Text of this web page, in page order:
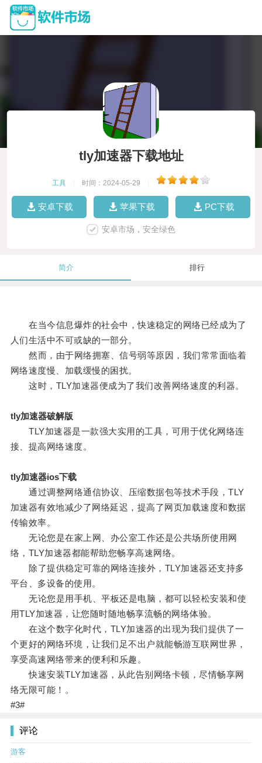
tly加速器下载地址
工具 时间：2024-05-29
安卓下载 苹果下载 PC下载
安卓市场，安全绿色
简介 排行
在当今信息爆炸的社会中，快速稳定的网络已经成为了
人们生活中不可或缺的一部分。
然而，由于网络拥塞、信号弱等原因，我们常常面临着
网络速度慢、加载缓慢的困扰。
这时，TLY加速器便成为了我们改善网络速度的利器。
tly加速器破解版
TLY加速器是一款强大实用的工具，可用于优化网络连
接、提高网络速度。
tly加速器ios下载
通过调整网络通信协议、压缩数据包等技术手段，TLY
加速器有效地减少了网络延迟，提高了网页加载速度和数据
传输效率。
无论您是在家上网、办公室工作还是公共场所使用网
络，TLY加速器都能帮助您畅享高速网络。
除了提供稳定可靠的网络连接外，TLY加速器还支持多
平台、多设备的使用。
无论您是用手机、平板还是电脑，都可以轻松安装和使
用TLY加速器，让您随时随地畅享流畅的网络体验。
在这个数字化时代，TLY加速器的出现为我们提供了一
个更好的网络环境，让我们足不出户就能畅游互联网世界，
享受高速网络带来的便利和乐趣。
快速安装TLY加速器，从此告别网络卡顿，尽情畅享网
络无限可能！。
#3#
评论
游客